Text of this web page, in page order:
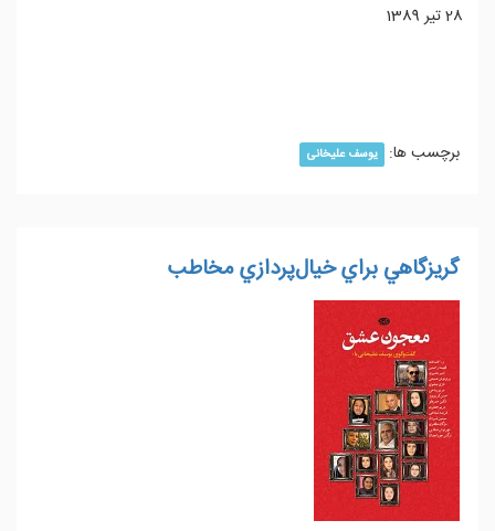
28 تیر 1389
برچسب ها: یوسف علیخانی
گريزگاهي براي خيال‌پردازي مخاطب